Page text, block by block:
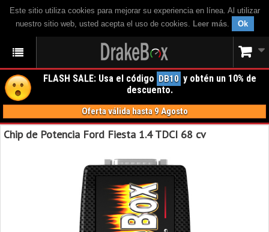
Este sitio utiliza cookies para mejorar su experiencia en línea. Al utilizar
nuestro sitio web, usted acepta el uso de cookies. Leer más. Ok
FLASH SALE: Usa el código DB10 y obtén un 10% de
descuento.
Oferta válida hasta 9 Agosto
Chip de Potencia Ford Fiesta 1.4 TDCI 68 cv